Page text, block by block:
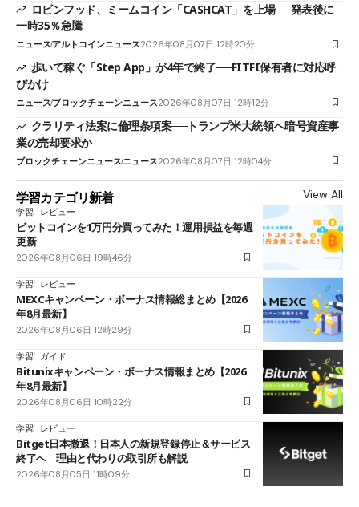
ロビンフッド、ミームコイン「CASHCAT」を上場──発表後に
一時35％急騰
ニュースアルトコインニュース2026年08月07日 12時20分
歩いて稼ぐ「Step App」が4年で終了──FITFI保有者に対応呼
びかけ
ニュースブロックチェーンニュース2026年08月07日 12時12分
クラリティ法案に倫理条項案──トランプ米大統領へ暗号資産事
業の売却要求か
ブロックチェーンニュースニュース2026年08月07日 12時04分
学習カテゴリ新着 View All
学習 レビュー
ビットコインを1万円分買ってみた！運用損益を毎週
更新
2026年08月06日 19時46分
学習 レビュー
MEXCキャンペーン・ボーナス情報総まとめ【2026
年8月最新】
2026年08月06日 12時29分
学習 ガイド
Bitunixキャンペーン・ボーナス情報まとめ【2026
年8月最新】
2026年08月06日 10時22分
学習 レビュー
Bitget日本撤退！日本人の新規登録停止＆サービス
終了へ 理由と代わりの取引所も解説
2026年08月05日 11時09分